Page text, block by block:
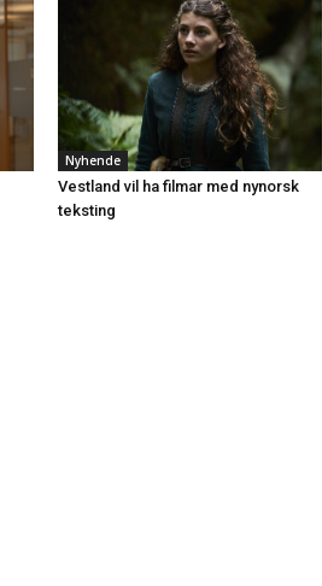
Nyhende
Vestland vil ha filmar med nynorsk
teksting